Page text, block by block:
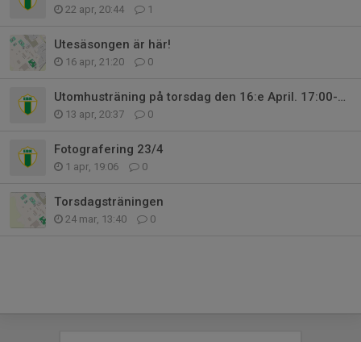
22 apr, 20:44 1
Utesäsongen är här!
16 apr, 21:20 0
Utomhusträning på torsdag den 16:e April. 17:00-18:30
13 apr, 20:37 0
Fotografering 23/4
1 apr, 19:06 0
Torsdagsträningen
24 mar, 13:40 0